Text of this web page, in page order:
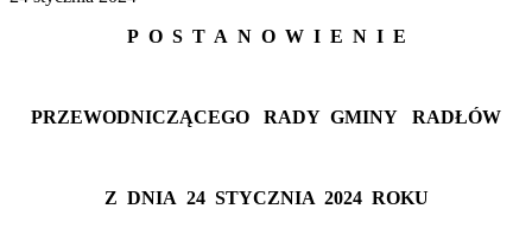
P O S T A N O W I E N I E
PRZEWODNICZĄCEGO RADY GMINY RADŁÓW
Z DNIA 24 STYCZNIA 2024 ROKU